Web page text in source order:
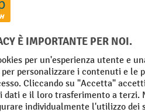
Peso
max.